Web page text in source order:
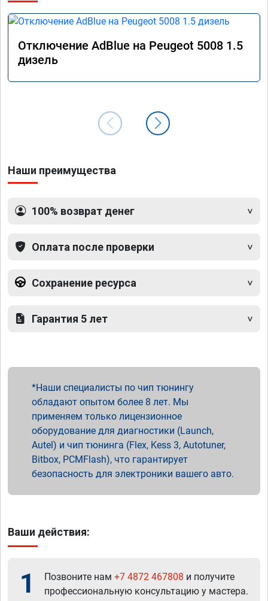
Отключение AdBlue на Peugeot 5008 1.5
дизель
Наши преимущества
100% возврат денег
Оплата после проверки
Сохранение ресурса
Гарантия 5 лет
Наши специалисты по чип тюнингу
обладают опытом более 8 лет. Мы
применяем только лицензионное
оборудование для диагностики (Launch,
Autel) и чип тюнинга (Flex, Kess 3, Autotuner,
Bitbox, PCMFlash), что гарантирует
безопасность для электроники вашего авто.
Ваши действия:
1 Позвоните нам +7 4872 467808 и получите
профессиональную консультацию у мастера.